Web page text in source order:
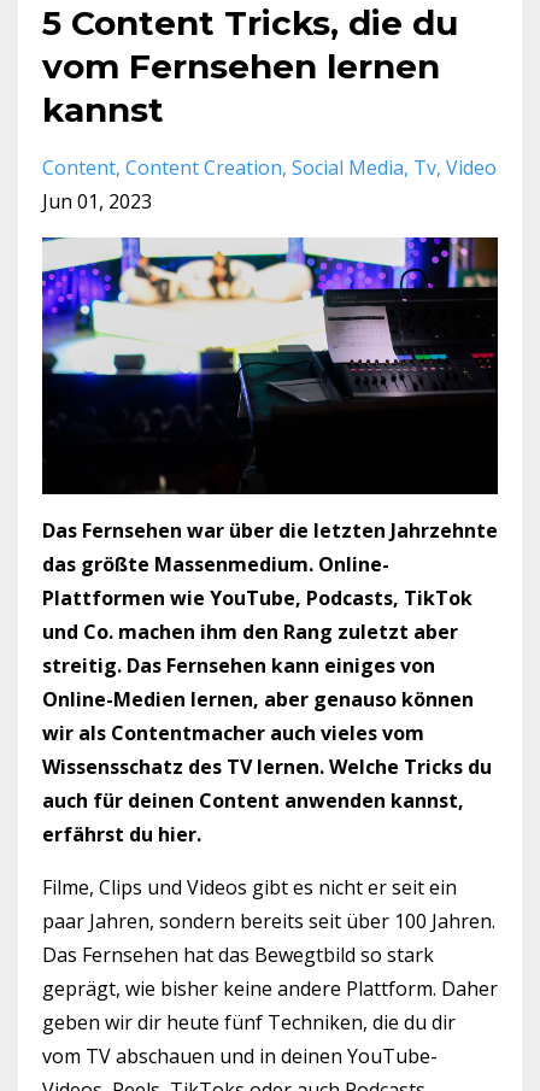
5 Content Tricks, die du
vom Fernsehen lernen
kannst
Content Content Creation Social Media Tv Video
Jun 01, 2023
Das Fernsehen war über die letzten Jahrzehnte
das größte Massenmedium. Online-
Plattformen wie YouTube, Podcasts, TikTok
und Co. machen ihm den Rang zuletzt aber
streitig. Das Fernsehen kann einiges von
Online-Medien lernen, aber genauso können
wir als Contentmacher auch vieles vom
Wissensschatz des TV lernen. Welche Tricks du
auch für deinen Content anwenden kannst,
erfährst du hier.
Filme, Clips und Videos gibt es nicht er seit ein
paar Jahren, sondern bereits seit über 100 Jahren.
Das Fernsehen hat das Bewegtbild so stark
geprägt, wie bisher keine andere Plattform. Daher
geben wir dir heute fünf Techniken, die du dir
vom TV abschauen und in deinen YouTube-